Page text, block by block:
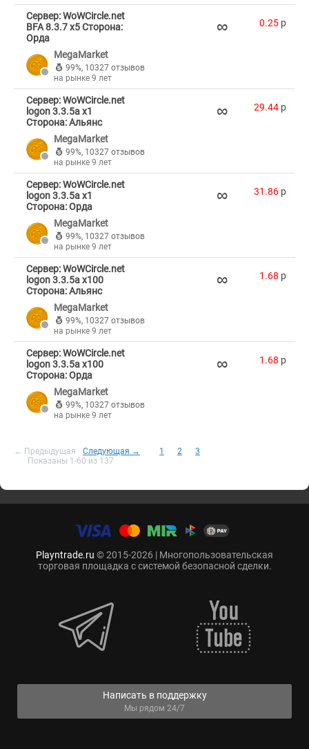
Сервер: WoWCircle.net
BFA 8.3.7 x5 Сторона:
Орда
MegaMarket
99%, 10327 отзывов
на рынке 9 лет
∞ 0.25 p
Сервер: WoWCircle.net
logon 3.3.5a x1
Сторона: Альянс
MegaMarket
99%, 10327 отзывов
на рынке 9 лет
∞ 29.44 p
Сервер: WoWCircle.net
logon 3.3.5a x1
Сторона: Орда
MegaMarket
99%, 10327 отзывов
на рынке 9 лет
∞ 31.86 p
Сервер: WoWCircle.net
logon 3.3.5a x100
Сторона: Альянс
MegaMarket
99%, 10327 отзывов
на рынке 9 лет
∞ 1.68 p
Сервер: WoWCircle.net
logon 3.3.5a x100
Сторона: Орда
MegaMarket
99%, 10327 отзывов
на рынке 9 лет
∞ 1.68 p
← Предыдущая Следующая → 1 2
3
Показаны 1-60 из 137
Playntrade.ru © 2015-2026 | Многопользовательская
торговая площадка с системой безопасной сделки.
Написать в поддержку
Мы рядом 24/7